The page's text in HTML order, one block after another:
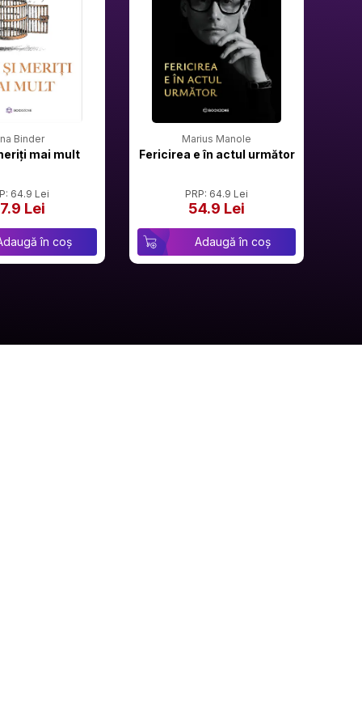
Binder
mai mult
64.9 Lei
Lei
în coș
Marius Manole
Fericirea e în actul următor
PRP: 64.9 Lei
54.9 Lei
Adaugă în coș